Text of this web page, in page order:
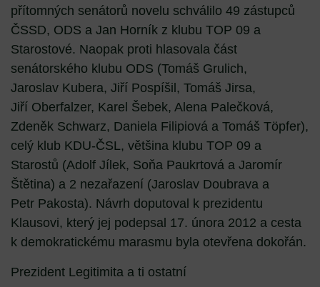
přítomných senátorů novelu schválilo 49 zástupců
ČSSD, ODS a Jan Horník z klubu TOP 09 a
Starostové. Naopak proti hlasovala část
senátorského klubu ODS (Tomáš Grulich,
Jaroslav Kubera, Jiří Pospíšil, Tomáš Jirsa,
Jiří Oberfalzer, Karel Šebek, Alena Palečková,
Zdeněk Schwarz, Daniela Filipiová a Tomáš Töpfer),
celý klub KDU-ČSL, většina klubu TOP 09 a
Starostů (Adolf Jílek, Soňa Paukrtová a Jaromír
Štětina) a 2 nezařazení (Jaroslav Doubrava a
Petr Pakosta). Návrh doputoval k prezidentu
Klausovi, který jej podepsal 17. února 2012 a cesta
k demokratickému marasmu byla otevřena dokořán.
Prezident Legitimita a ti ostatní